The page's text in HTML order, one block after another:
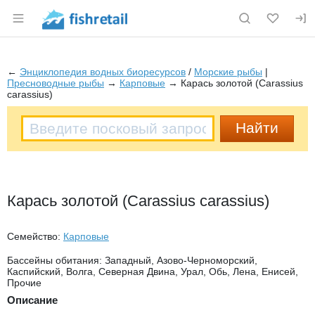
Раздел навигации по сайту fishretail.ru
← Энциклопедия водных биоресурсов / Морские рыбы |
Пресноводные рыбы → Карповые → Карась золотой (Carassius
carassius)
Карась золотой (Carassius carassius)
Семейство: Карповые
Бассейны обитания: Западный, Азово-Черноморский,
Каспийский, Волга, Северная Двина, Урал, Обь, Лена, Енисей,
Прочие
Описание